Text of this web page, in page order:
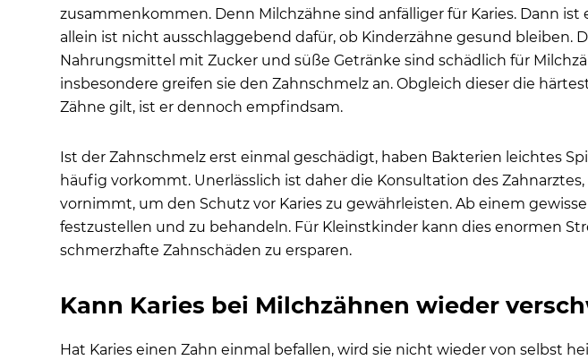
zusammenkommen. Denn Milchzähne sind anfälliger für Karies. Dann
allein ist nicht ausschlaggebend dafür, ob Kinderzähne gesund
Nahrungsmittel mit Zucker und süße Getränke sind schädlich für
insbesondere greifen sie den Zahnschmelz an. Obgleich dieser die
Zähne gilt, ist er dennoch empfindsam.
Ist der Zahnschmelz erst einmal geschädigt, haben Bakterien leichtes
häufig vorkommt. Unerlässlich ist daher die Konsultation des
vornimmt, um den Schutz vor Karies zu gewährleisten. Ab einem
festzustellen und zu behandeln. Für Kleinstkinder kann dies enormen
schmerzhafte Zahnschäden zu ersparen.
Kann Karies bei Milchzähnen wieder
Hat Karies einen Zahn einmal befallen, wird sie nicht wieder von selbst